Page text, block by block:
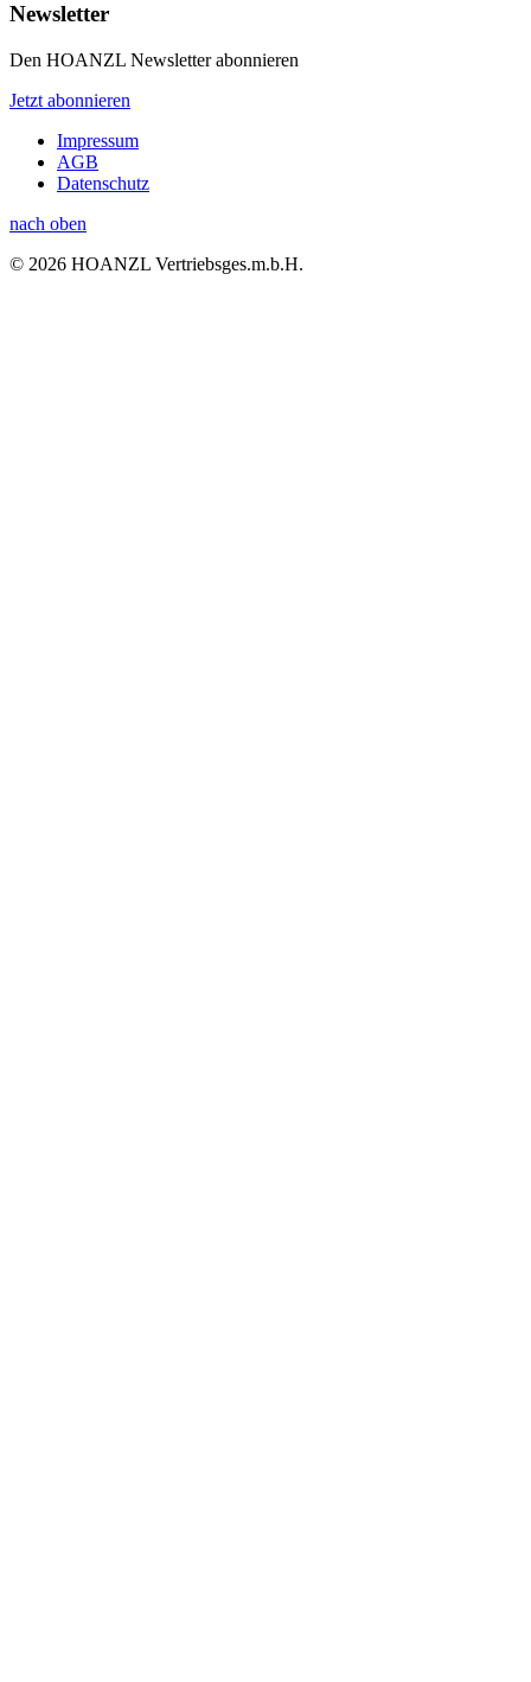
Newsletter
Den HOANZL Newsletter abonnieren
Jetzt abonnieren
Impressum
AGB
Datenschutz
nach oben
© 2026 HOANZL Vertriebsges.m.b.H.